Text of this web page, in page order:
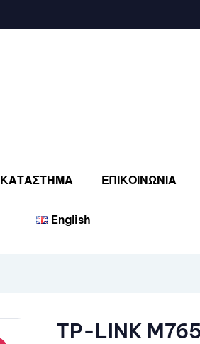
ΚΑΤΑΣΤΗΜΑ ΕΠΙΚΟΙΝΩΝΙΑ
English
TP-LINK